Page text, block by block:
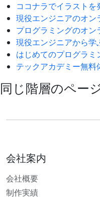
ココナラでイラストを
現役エンジニアのオ
プログラミングのオ
現役エンジニアから学
はじめてのプログラミ
テックアカデミー無料
同じ階層のペー
会社案内
会社概要
制作実績